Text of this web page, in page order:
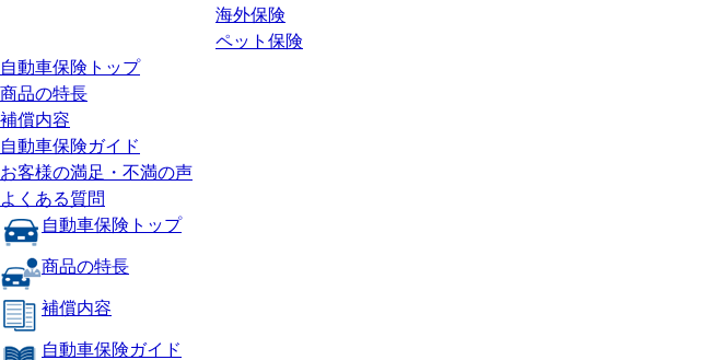
海外保険
ペット保険
自動車保険トップ
商品の特長
補償内容
自動車保険ガイド
お客様の満足・不満の声
よくある質問
自動車保険トップ
商品の特長
補償内容
自動車保険ガイド